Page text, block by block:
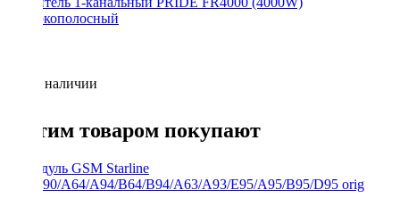
Широкополосный
Нет в наличии
С этим товаром покупают